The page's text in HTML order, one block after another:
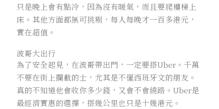
只是晚上會有點冷，因為沒有暖氣，而且要爬樓梯上
床。其他方面都無可挑剔，每人每晚才一百多港元，
實在超值。
波哥大出行
為了安全起見，在波哥帶出門，一定要搭Uber。千萬
不要在街上攔截的士，尤其是不懂西班牙文的朋友。
真的不知道他會收你多少錢，又會不會繞路。Uber是
最經濟實惠的選擇，搭幾公里也只是十幾港元。